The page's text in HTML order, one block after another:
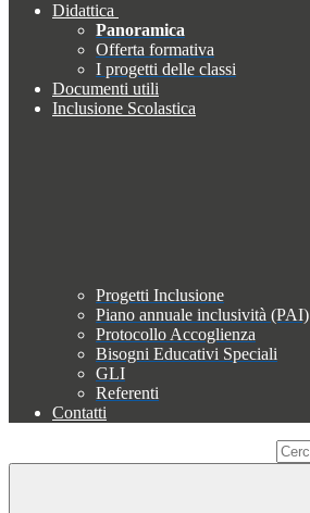
Didattica
Panoramica
Offerta formativa
I progetti delle classi
Documenti utili
Inclusione Scolastica
Progetti Inclusione
Piano annuale inclusività (PAI)
Protocollo Accoglienza
Bisogni Educativi Speciali
GLI
Referenti
Contatti